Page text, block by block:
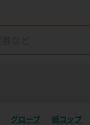
グローブ 紙コップ